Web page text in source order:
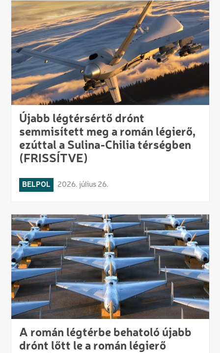
Újabb légtérsértő drónt
semmisített meg a román légierő,
ezúttal a Sulina-Chilia térségben
(FRISSÍTVE)
BELPOL 2026. július 26.
A román légtérbe behatoló újabb
drónt lőtt le a román légierő